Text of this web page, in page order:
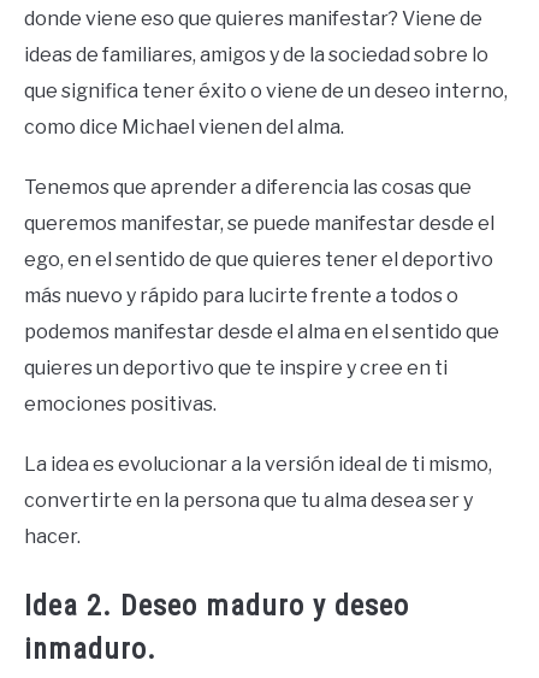
donde viene eso que quieres manifestar? Viene de
ideas de familiares, amigos y de la sociedad sobre lo
que significa tener éxito o viene de un deseo interno,
como dice Michael vienen del alma.
Tenemos que aprender a diferencia las cosas que
queremos manifestar, se puede manifestar desde el
ego, en el sentido de que quieres tener el deportivo
más nuevo y rápido para lucirte frente a todos o
podemos manifestar desde el alma en el sentido que
quieres un deportivo que te inspire y cree en ti
emociones positivas.
La idea es evolucionar a la versión ideal de ti mismo,
convertirte en la persona que tu alma desea ser y
hacer.
Idea 2. Deseo maduro y deseo
inmaduro.